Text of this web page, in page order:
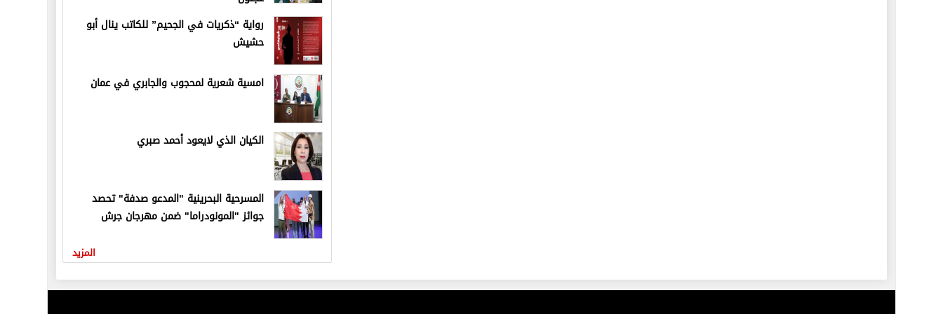
رواية “ذكريات في الجحيم” للكاتب ينال أبو
حشيش
امسية شعرية لمحجوب والجابري في عمان
الكيان الذي لايعود أحمد صبري
المسرحية البحرينية "المدعو صدفة" تحصد
جوائز "المونودراما" ضمن مهرجان جرش
المزيد